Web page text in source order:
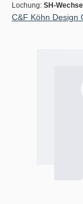
Lochung: SH-
C&F Köhn Design